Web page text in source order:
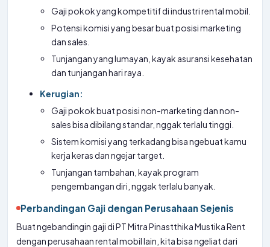
Gaji pokok yang kompetitif di industri rental mobil.
Potensi komisi yang besar buat posisi marketing
dan sales.
Tunjangan yang lumayan, kayak asuransi kesehatan
dan tunjangan hari raya.
Kerugian:
Gaji pokok buat posisi non-marketing dan non-
sales bisa dibilang standar, nggak terlalu tinggi.
Sistem komisi yang terkadang bisa ngebuat kamu
kerja keras dan ngejar target.
Tunjangan tambahan, kayak program
pengembangan diri, nggak terlalu banyak.
Perbandingan Gaji dengan Perusahaan Sejenis
Buat ngebandingin gaji di PT Mitra Pinastthika Mustika Rent
dengan perusahaan rental mobil lain, kita bisa ngeliat dari